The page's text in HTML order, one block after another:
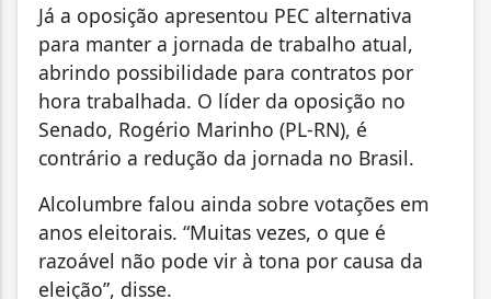
Já a oposição apresentou PEC alternativa
para manter a jornada de trabalho atual,
abrindo possibilidade para contratos por
hora trabalhada. O líder da oposição no
Senado, Rogério Marinho (PL-RN), é
contrário a redução da jornada no Brasil.
Alcolumbre falou ainda sobre votações em
anos eleitorais. “Muitas vezes, o que é
razoável não pode vir à tona por causa da
eleição”, disse.